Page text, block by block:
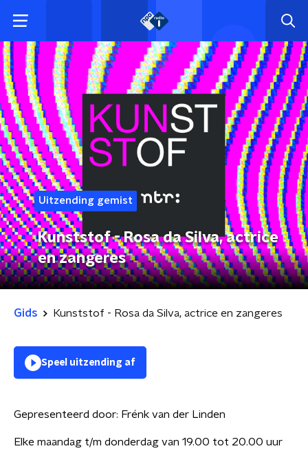
Uitzending gemist
Kunststof - Rosa da Silva, actrice
en zangeres
Gids Kunststof - Rosa da Silva, actrice en zangeres
Speel uitzending af
Gepresenteerd door: Frénk van der Linden
Elke maandag t/m donderdag van 19.00 tot 20.00 uur